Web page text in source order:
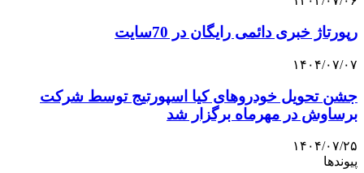
رپورتاژ خبری دائمی رایگان در 70سایت
۱۴۰۴/۰۷/۰۷
جشن تحویل خودروهای کیا اسپورتیج توسط شرکت
برساوش در مهرماه برگزار شد
۱۴۰۴/۰۷/۲۵
پیوندها